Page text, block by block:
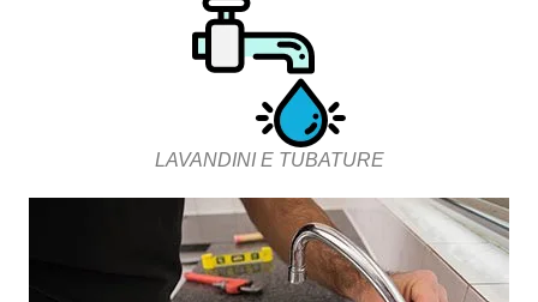
LAVANDINI E TUBATURE